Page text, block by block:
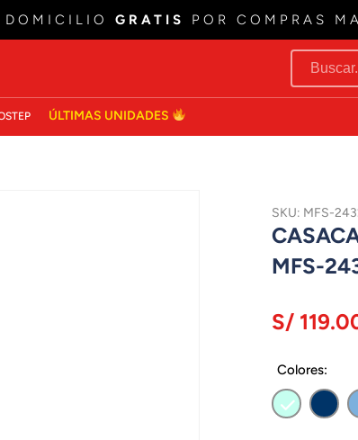
DOMICILIO GRATIS POR COMPRAS
ÚLTIMAS UNIDADES
SKU: MFS-
MFS-
S/
Colores: